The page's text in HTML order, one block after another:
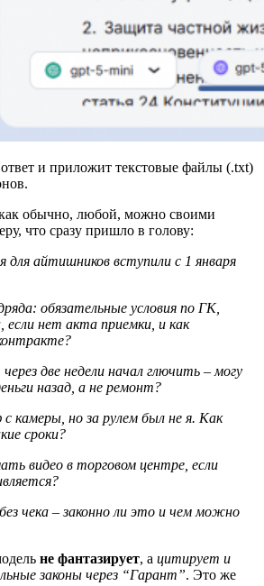
и приложит текстовые файлы (.txt)
обычно, любой, можно своими
что сразу пришло в голову:
для айтишников вступили с 1 января
обязательные условия по ГК,
если нет акта приемки, и как
две недели начал глючить – могу
назад, а не ремонт?
камеры, но за рулем был не я. Как
сроки?
видео в торговом центре, если
чека – законно ли это и чем можно
не фантазирует, а цитирует и
законы через “Гарант”. Это же